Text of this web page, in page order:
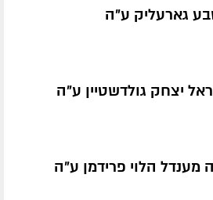
גארעליק ע״ה
יצחק גולדשטיין ע״ה
הלוי פרידמן ע״ה